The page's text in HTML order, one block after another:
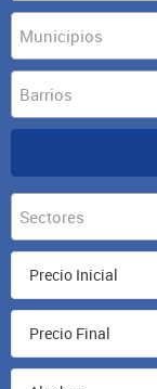
Municipios
Barrios
Sectores